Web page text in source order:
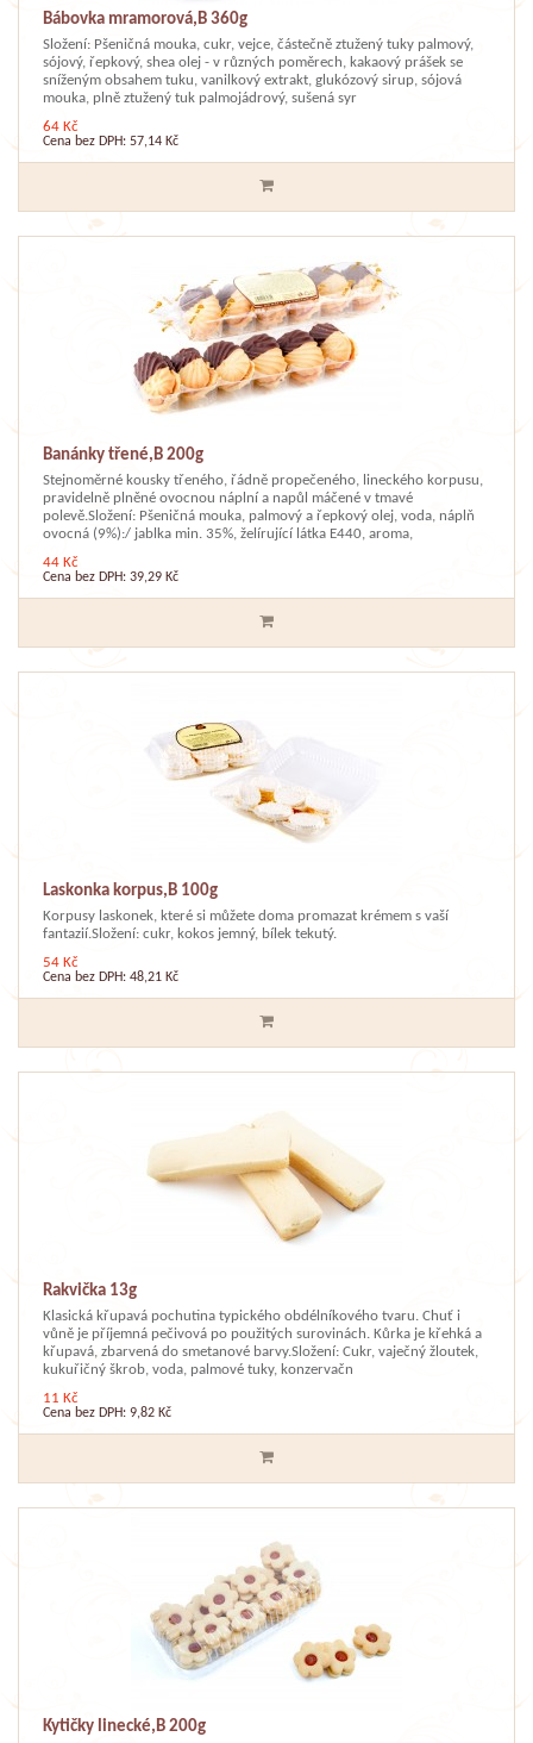
Bábovka mramorová,B 360g
Složení: Pšeničná mouka, cukr, vejce, částečně ztužený tuky palmový,
sójový, řepkový, shea olej - v různých poměrech, kakaový prášek se
sníženým obsahem tuku, vanilkový extrakt, glukózový sirup, sójová
mouka, plně ztužený tuk palmojádrový, sušená syr
64 Kč
Cena bez DPH: 57,14 Kč
Banánky třené,B 200g
Stejnoměrné kousky třeného, řádně propečeného, lineckého korpusu,
pravidelně plněné ovocnou náplní a napůl máčené v tmavé
polevě.Složení: Pšeničná mouka, palmový a řepkový olej, voda, náplň
ovocná (9%):/ jablka min. 35%, želírující látka E440, aroma,
44 Kč
Cena bez DPH: 39,29 Kč
Laskonka korpus,B 100g
Korpusy laskonek, které si můžete doma promazat krémem s vaší
fantazií.Složení: cukr, kokos jemný, bílek tekutý.
54 Kč
Cena bez DPH: 48,21 Kč
Rakvička 13g
Klasická křupavá pochutina typického obdélníkového tvaru. Chuť i
vůně je příjemná pečivová po použitých surovinách. Kůrka je křehká a
křupavá, zbarvená do smetanové barvy.Složení: Cukr, vaječný žloutek,
kukuřičný škrob, voda, palmové tuky, konzervačn
11 Kč
Cena bez DPH: 9,82 Kč
Kytičky linecké,B 200g